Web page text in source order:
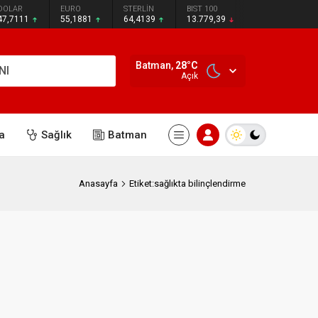
EURO
55,1881
STERLİN
64,4139
BIST 100
13.779,39
Batman, 28°C
Açık
Sağlık Batman
Anasayfa Etiket:sağlıkta bilinçlendirme